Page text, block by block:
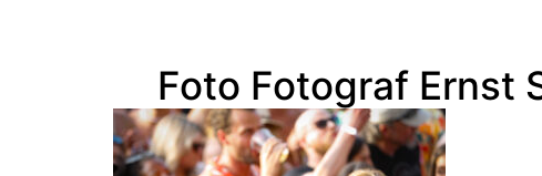
Foto Fotograf Ernst